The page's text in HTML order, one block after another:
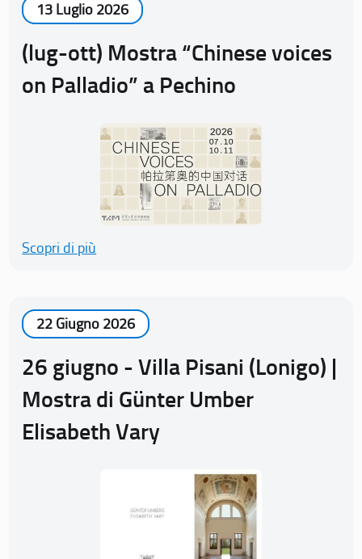
13 Luglio 2026
(lug-ott) Mostra “Chinese voices
on Palladio” a Pechino
Scopri di più
22 Giugno 2026
26 giugno - Villa Pisani (Lonigo) |
Mostra di Günter Umber
Elisabeth Vary